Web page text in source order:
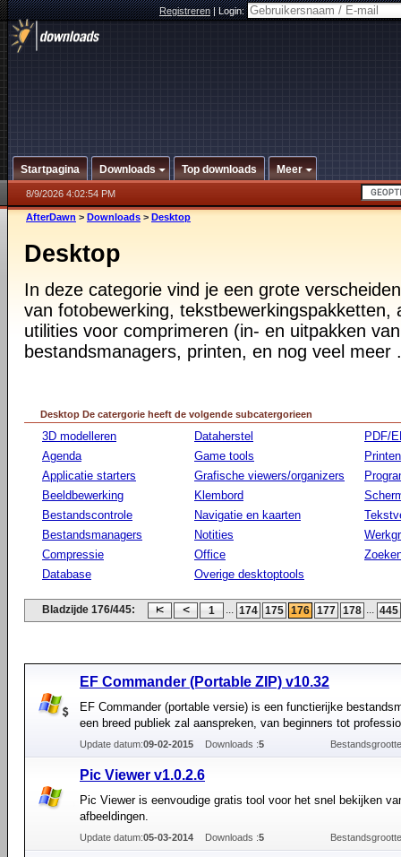
Registreren|Login:
Startpagina Downloads Top downloads Meer
8/9/2026 4:02:54 PM
AfterDawn > Downloads > Desktop
Desktop
In deze categorie vind je een grote
van fotobewerking, tekstbewerkingspakketten,
utilities voor comprimeren (in- en uitpakken
bestandsmanagers, printen, en nog veel meer
Desktop De catergorie heeft de volgende subcatergorieen
3D modelleren
Agenda
Applicatie starters
Beeldbewerking
Bestandscontrole
Bestandsmanagers
Compressie
Database
Dataherstel
Game tools
Grafische viewers/organizers
Klembord
Navigatie en kaarten
Notities
Office
Overige desktoptools
PDF/
Printen
Bladzijde 176/445: 1 ... 174 175 176 177 178 ... 445
EF Commander (Portable ZIP) v10.32
EF Commander (portable versie) is een functierijke
een breed publiek zal aanspreken, van beginners tot
Update datum:09-02-2015 Downloads :5
Pic Viewer v1.0.2.6
Pic Viewer is eenvoudige gratis tool voor het snel bekijken
afbeeldingen.
Update datum:05-03-2014 Downloads :5